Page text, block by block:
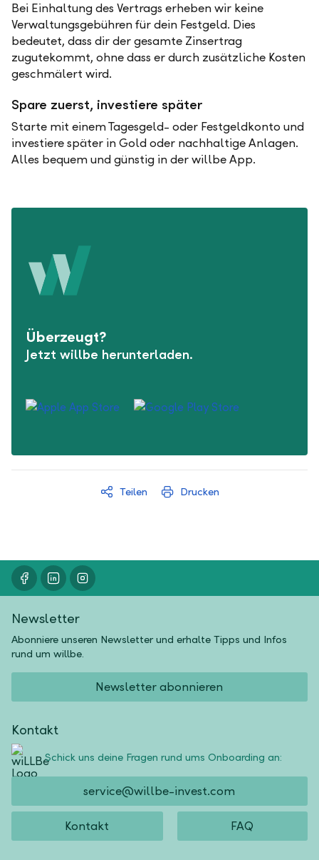
Bei Einhaltung des Vertrags erheben wir keine
Verwaltungsgebühren für dein Festgeld. Dies
bedeutet, dass dir der gesamte Zinsertrag
zugutekommt, ohne dass er durch zusätzliche Kosten
geschmälert wird.
Spare zuerst, investiere später
Starte mit einem Tagesgeld- oder Festgeldkonto und
investiere später in Gold oder nachhaltige Anlagen.
Alles bequem und günstig in der willbe App.
Überzeugt?
Jetzt willbe herunterladen.
Teilen Drucken
Newsletter
Abonniere unseren Newsletter und erhalte Tipps und Infos
rund um willbe.
Newsletter abonnieren
Kontakt
Schick uns deine Fragen rund ums Onboarding an:
service@willbe-invest.com
Kontakt FAQ